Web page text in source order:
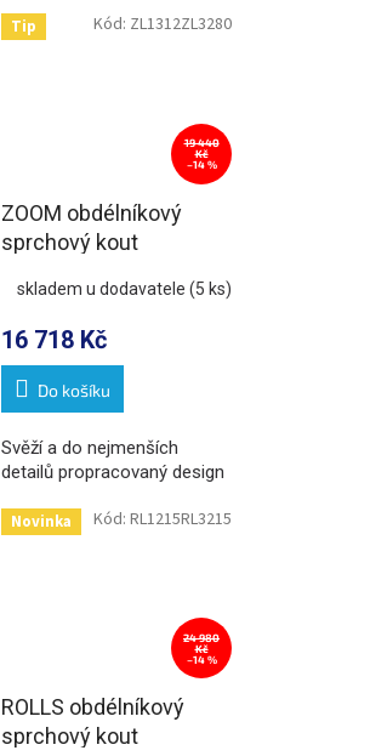
Tip
19 440
Kč
–14 %
ZOOM obdélníkový
sprchový kout
varianta
skladem u dodavatele (5 ks)
16 718 Kč
Do košíku
Svěží a do nejmenších
detailů propracovaný design
Kód: ZL1312ZL3280
Novinka
24 980
Kč
–14 %
ROLLS obdélníkový
sprchový kout
Kód: RL1215RL3215